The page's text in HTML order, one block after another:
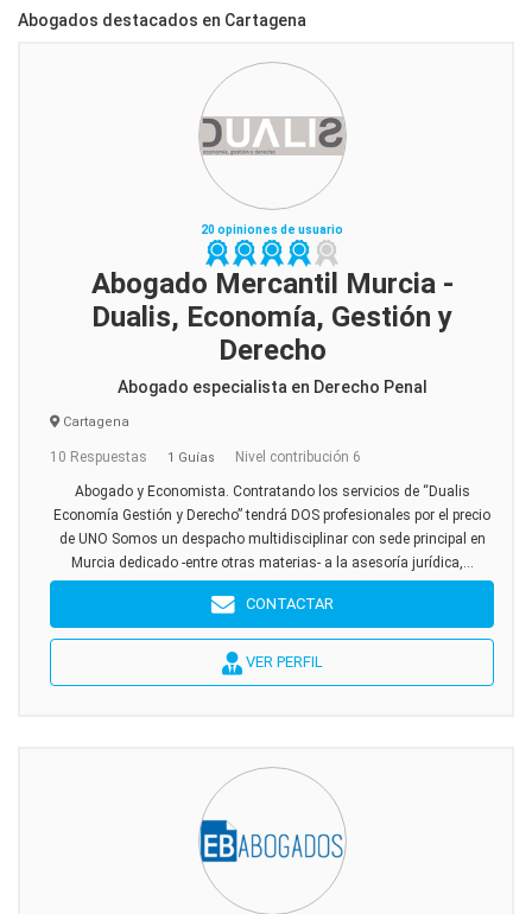
Abogados destacados en Cartagena
20 opiniones de usuario
Abogado Mercantil Murcia -
Dualis, Economía, Gestión y
Derecho
Abogado especialista en Derecho Penal
Cartagena
10 Respuestas 1 Guías Nivel contribución 6
Abogado y Economista. Contratando los servicios de “Dualis
Economía Gestión y Derecho” tendrá DOS profesionales por el precio
de UNO Somos un despacho multidisciplinar con sede principal en
Murcia dedicado -entre otras materias- a la asesoría jurídica,...
CONTACTAR
VER PERFIL